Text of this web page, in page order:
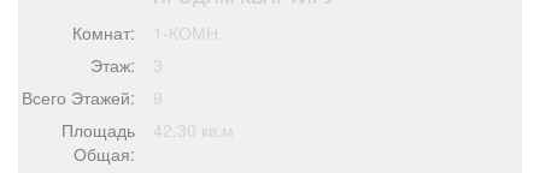
Обучение
Комнат:
1-КОМН.
Этаж:
3
Всего Этажей:
9
Площадь
Общая:
42.30 кв.м